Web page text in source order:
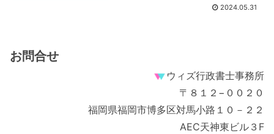
2024.05.31
お問合せ
ウィズ行政書士事務所
〒８１２−００２０
福岡県福岡市博多区対馬小路１０－２２
AEC天神東ビル３F